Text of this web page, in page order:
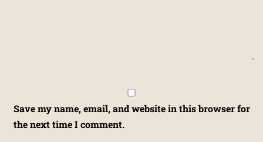
Save my name, email, and website in this browser for
the next time I comment.